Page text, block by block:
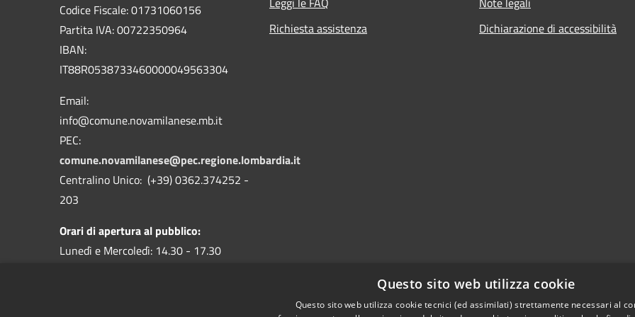
Codice Fiscale: 01731060156
Partita IVA: 00722350964
IBAN:
IT88R0538733460000049563304
Email:
info@comune.novamilanese.mb.it
PEC:
comune.novamilanese@pec.regione.lombardia.it
Centralino Unico: (+39) 0362.374252 -
203
Orari di apertura al pubblico:
Lunedì e Mercoledì: 14.30 - 17.30
Richiesta assistenza
Dichiarazione di accessibilità
Questo sito web utilizza cookie
Questo sito web utilizza cookie tecnici (ed assimilati) strettamente necessari al